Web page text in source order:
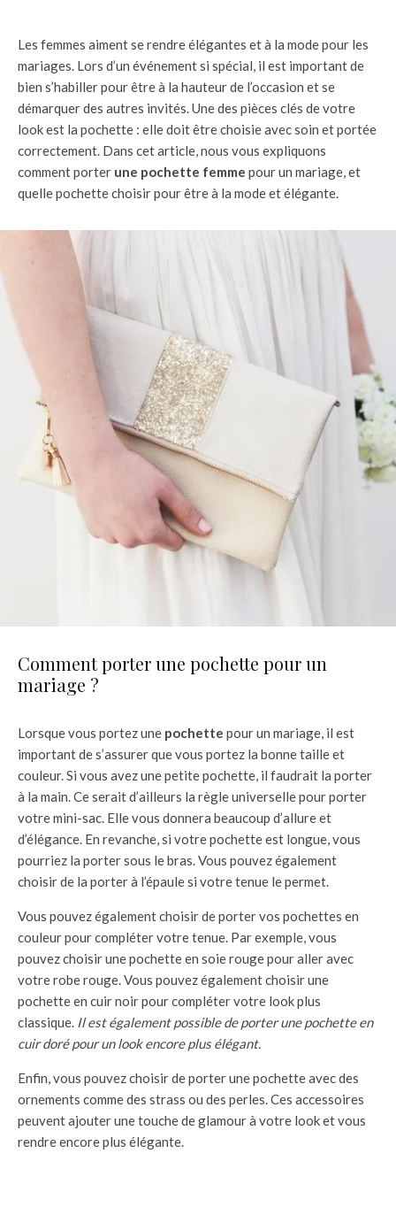
Les femmes aiment se rendre élégantes et à la mode pour les
mariages. Lors d’un événement si spécial, il est important de
bien s’habiller pour être à la hauteur de l’occasion et se
démarquer des autres invités. Une des pièces clés de votre
look est la pochette : elle doit être choisie avec soin et portée
correctement. Dans cet article, nous vous expliquons
comment porter une pochette femme pour un mariage, et
quelle pochette choisir pour être à la mode et élégante.
Comment porter une pochette pour un
mariage ?
Lorsque vous portez une pochette pour un mariage, il est
important de s’assurer que vous portez la bonne taille et
couleur. Si vous avez une petite pochette, il faudrait la porter
à la main. Ce serait d’ailleurs la règle universelle pour porter
votre mini-sac. Elle vous donnera beaucoup d’allure et
d’élégance. En revanche, si votre pochette est longue, vous
pourriez la porter sous le bras. Vous pouvez également
choisir de la porter à l’épaule si votre tenue le permet.
Vous pouvez également choisir de porter vos pochettes en
couleur pour compléter votre tenue. Par exemple, vous
pouvez choisir une pochette en soie rouge pour aller avec
votre robe rouge. Vous pouvez également choisir une
pochette en cuir noir pour compléter votre look plus
classique. Il est également possible de porter une pochette en
cuir doré pour un look encore plus élégant.
Enfin, vous pouvez choisir de porter une pochette avec des
ornements comme des strass ou des perles. Ces accessoires
peuvent ajouter une touche de glamour à votre look et vous
rendre encore plus élégante.